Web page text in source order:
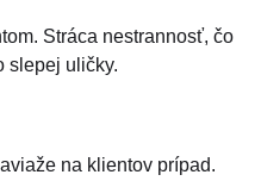
Stráca nestrannosť, čo
slepej uličky.
na klientov prípad.